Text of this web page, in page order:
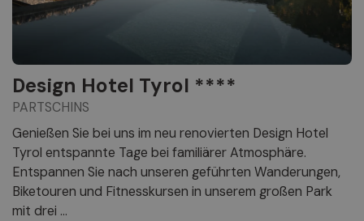
Design Hotel Tyrol ****
PARTSCHINS
Genießen Sie bei uns im neu renovierten Design Hotel
Tyrol entspannte Tage bei familiärer Atmosphäre.
Entspannen Sie nach unseren geführten Wanderungen,
Biketouren und Fitnesskursen in unserem großen Park
mit drei ...